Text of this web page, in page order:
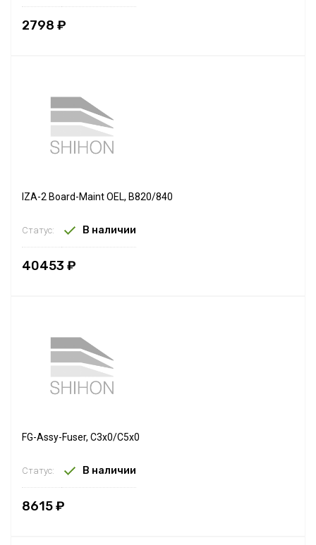
2798 ₽
IZA-2 Board-Maint OEL, B820/840
Статус: В наличии
40453 ₽
FG-Assy-Fuser, C3x0/C5x0
Статус: В наличии
8615 ₽